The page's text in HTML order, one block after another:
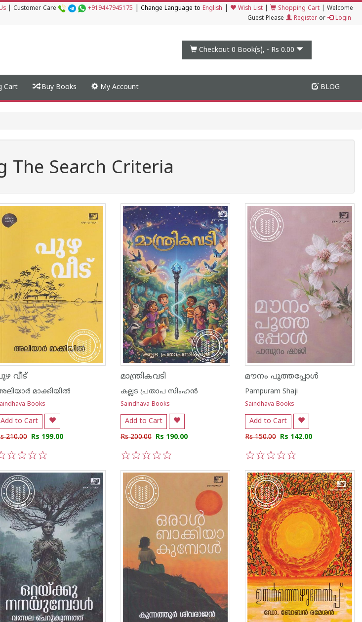
Customer Care +919447945175 Change Language to English Wish List Shopping Cart
Welcome
Guest Please
Register or Login
Checkout 0 Book(s), - Rs 0.00
Cart Buy Books My Account BLOG
The Search Criteria
വീട്
മാക്കിയില്‍
Books
Add to Cart
210.00 Rs 199.00
മാന്ത്രികവടി
കല്ലട പ്രതാപ സിംഹന്‍
Saindhava Books
Add to Cart
Rs 200.00 Rs 190.00
മൗനം പൂത്തപ്പോൾ
Pampuram Shaji
Saindhava Books
Add to Cart
Rs 150.00 Rs 142.00